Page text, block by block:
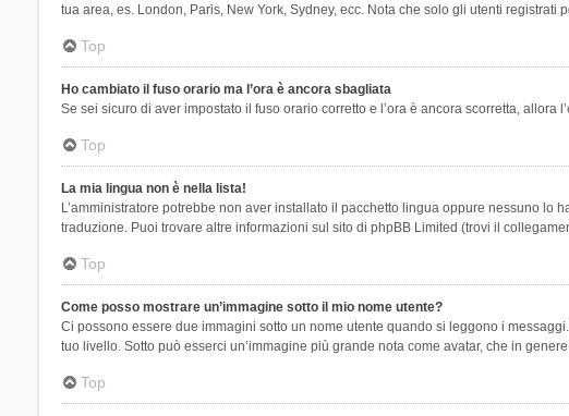
tua area, es. London, Paris, New York, Sydney, ecc. Nota che solo gli utenti
Top
Ho cambiato il fuso orario ma l’ora è ancora sbagliata
Se sei sicuro di aver impostato il fuso orario corretto e l’ora è ancora scorretta,
Top
La mia lingua non è nella lista!
L’amministratore potrebbe non aver installato il pacchetto lingua oppure nessuno
traduzione. Puoi trovare altre informazioni sul sito di phpBB Limited (trovi il
Top
Come posso mostrare un’immagine sotto il mio nome utente?
Ci possono essere due immagini sotto un nome utente quando si leggono i
tuo livello. Sotto può esserci un’immagine più grande nota come avatar, che in
Top